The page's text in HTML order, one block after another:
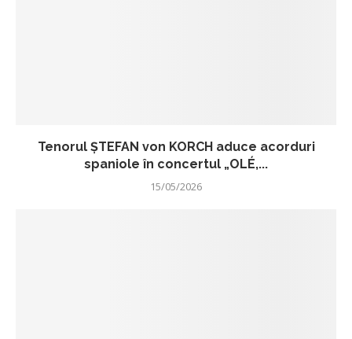
Tenorul ŞTEFAN von KORCH aduce acorduri
spaniole în concertul „OLÉ,...
15/05/2026